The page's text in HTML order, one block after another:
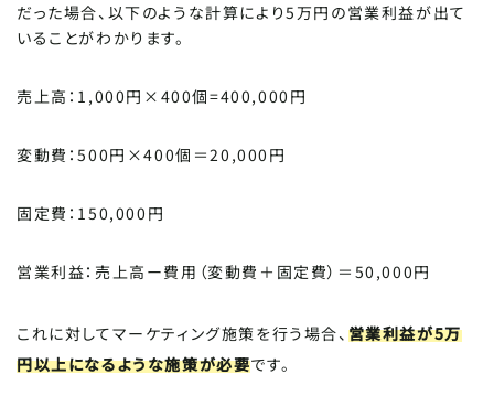
だった場合、以下のような計算により5万円の営業利益が出て
いることがわかります。
売上高：1,000円×400個=400,000円
変動費：500円×400個＝20,000円
固定費：150,000円
営業利益：売上高ー費用（変動費＋固定費）＝50,000円
これに対してマーケティング施策を行う場合、 営業利益が5万
円以上になるような施策が必要です。